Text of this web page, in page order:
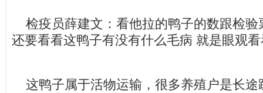
检疫员薛建文：看他拉的鸭子的数跟检验
还要看看这鸭子有没有什么毛病 就是眼观
这鸭子属于活物运输，很多养殖户是长途